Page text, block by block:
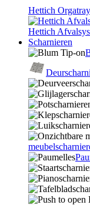
Hettich
Hettich
Scharnieren